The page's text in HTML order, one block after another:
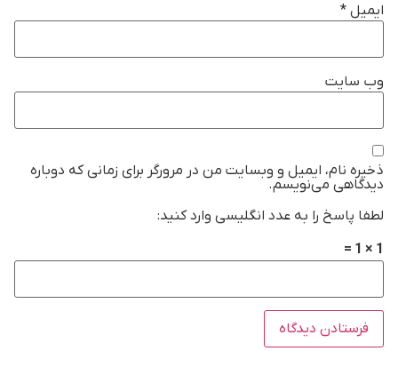
ایمیل *
وب‌ سایت
ذخیره نام، ایمیل و وبسایت من در مرورگر برای زمانی که دوباره
دیدگاهی می‌نویسم.
لطفا پاسخ را به عدد انگلیسی وارد کنید:
1 × 1 =